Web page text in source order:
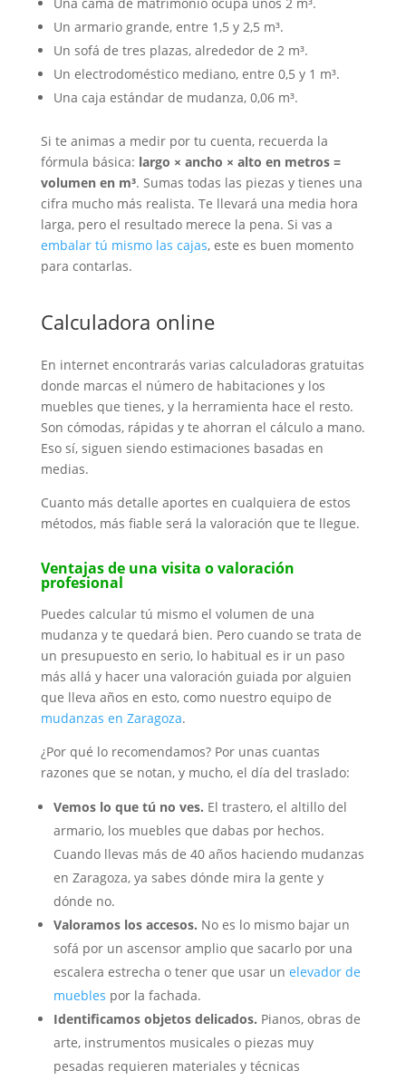
Un armario grande, entre 1,5 y 2,5 m³.
Un sofá de tres plazas, alrededor de 2 m³.
Un electrodoméstico mediano, entre 0,5 y 1 m³.
Una caja estándar de mudanza, 0,06 m³.
Si te animas a medir por tu cuenta, recuerda la
fórmula básica: largo × ancho × alto en metros =
volumen en m³. Sumas todas las piezas y tienes una
cifra mucho más realista. Te llevará una media hora
larga, pero el resultado merece la pena. Si vas a
embalar tú mismo las cajas, este es buen momento
para contarlas.
Calculadora online
En internet encontrarás varias calculadoras gratuitas
donde marcas el número de habitaciones y los
muebles que tienes, y la herramienta hace el resto.
Son cómodas, rápidas y te ahorran el cálculo a mano.
Eso sí, siguen siendo estimaciones basadas en
medias.
Cuanto más detalle aportes en cualquiera de estos
métodos, más fiable será la valoración que te llegue.
Ventajas de una visita o valoración
profesional
Puedes calcular tú mismo el volumen de una
mudanza y te quedará bien. Pero cuando se trata de
un presupuesto en serio, lo habitual es ir un paso
más allá y hacer una valoración guiada por alguien
que lleva años en esto, como nuestro equipo de
mudanzas en Zaragoza.
¿Por qué lo recomendamos? Por unas cuantas
razones que se notan, y mucho, el día del traslado:
Vemos lo que tú no ves. El trastero, el altillo del
armario, los muebles que dabas por hechos.
Cuando llevas más de 40 años haciendo mudanzas
en Zaragoza, ya sabes dónde mira la gente y
dónde no.
Valoramos los accesos. No es lo mismo bajar un
sofá por un ascensor amplio que sacarlo por una
escalera estrecha o tener que usar un elevador de
muebles por la fachada.
Identificamos objetos delicados. Pianos, obras de
arte, instrumentos musicales o piezas muy
pesadas requieren materiales y técnicas